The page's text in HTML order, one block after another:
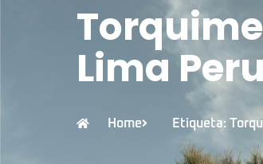
Lima Peru
Home Etiqueta: